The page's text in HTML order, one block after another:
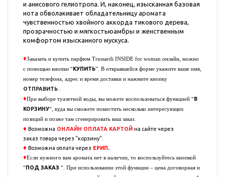
и анисового гелиотропа. И, наконец, изысканная базовая
нота обволакивает обладательницу аромата
чувственностью хвойного аккорда тикового дерева,
прозрачностью и мягкостьюамбры и женственным
комфортом изысканного мускуса.
♦Заказать и купить парфюм Trussardi INSIDE for woman онлайн, можно
с помощью кнопки “КУПИТЬ”. В открывшейся форме укажите ваше имя,
номер телефона, адрес и время доставки и нажмите кнопку
ОТПРАВИТЬ
♦При выборе туалетной воды, вы можете воспользоваться функцией “В
КОРЗИНУ“, куда вы сможете поместить несколько интересующих
позиций и позже там сгенерировать ваш заказ.
♦ Возможна ОНЛАЙН ОПЛАТА КАРТОЙ на сайте через
заказ товара через "корзину".
♦ Возможна оплата через ЕРИП.
♦Если нужного вам аромата нет в наличии, то воспользуйтесь кнопкой
“ПОД ЗАКАЗ “. При использовании этой функции – цена договорная и